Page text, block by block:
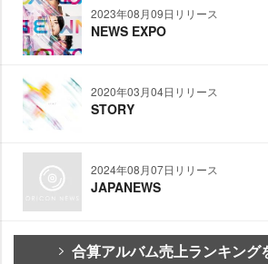
2023年08月09日リリース
NEWS EXPO
2020年03月04日リリース
STORY
2024年08月07日リリース
JAPANEWS
合算アルバム売上ランキング